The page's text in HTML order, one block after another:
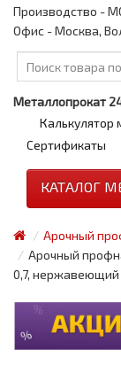
Производство -
Офис - Москва,
Металлопрокат
Калькулятор
Сертификаты
КАТАЛОГ
Арочный
Арочный
0,7, нержавеющий